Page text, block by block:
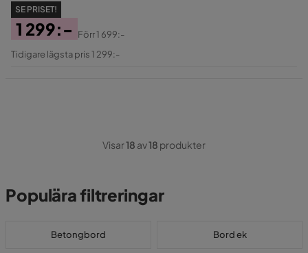
SE PRISET!
Pris
1 299:-
Original
Förr1 699:-
Tidigare lägsta pris 1 299:-
Visar18 av18 produkter
Populära filtreringar
Betongbord Bord ek